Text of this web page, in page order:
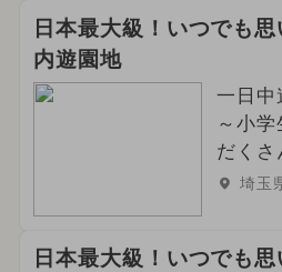
日本最大級！いつでも
内遊園地
一日中
～小学
だくさ
埼玉
日本最大級！いつでも